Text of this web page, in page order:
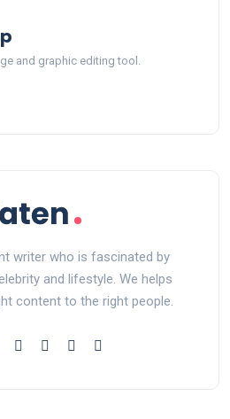
and graphic editing tool.
writer who is fascinated by
and lifestyle. We helps
content to the right people.